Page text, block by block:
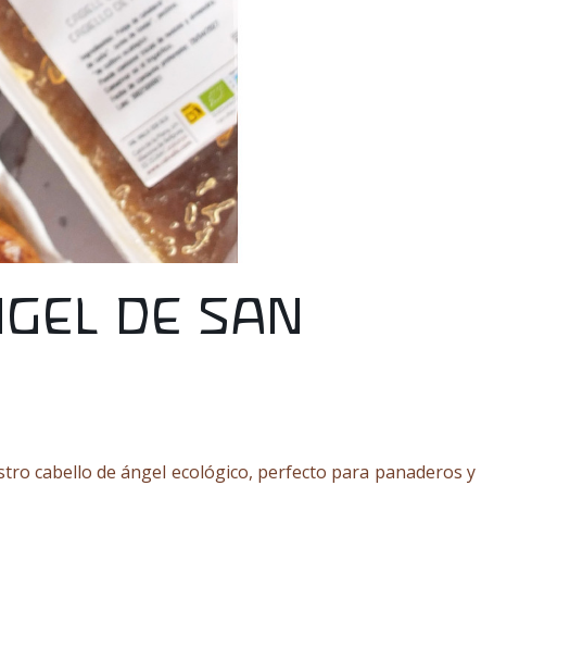
DE SAN
cabello de ángel ecológico, perfecto para panaderos y